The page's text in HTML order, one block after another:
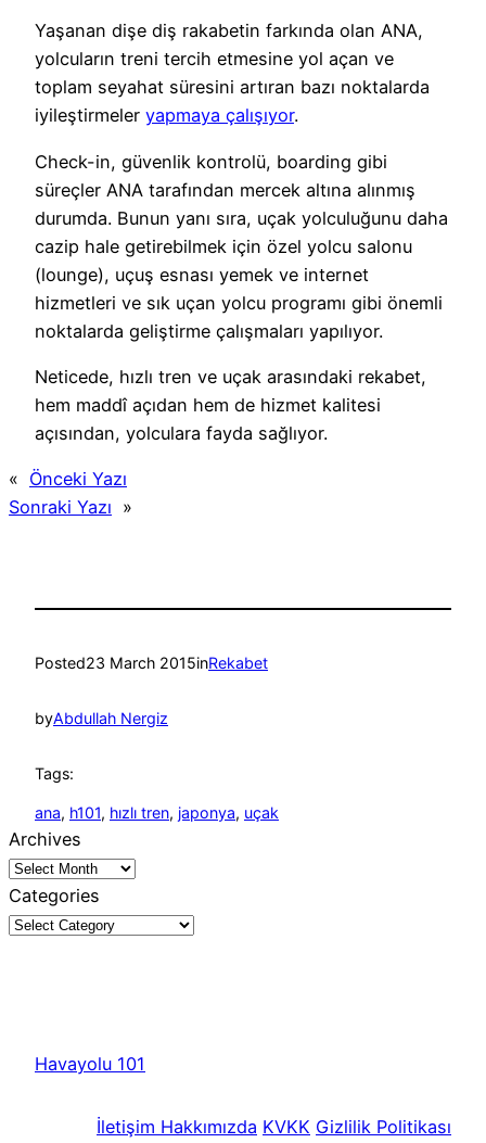
Yaşanan dişe diş rakabetin farkında olan ANA,
yolcuların treni tercih etmesine yol açan ve
toplam seyahat süresini artıran bazı noktalarda
iyileştirmeler yapmaya çalışıyor.
Check-in, güvenlik kontrolü, boarding gibi
süreçler ANA tarafından mercek altına alınmış
durumda. Bunun yanı sıra, uçak yolculuğunu daha
cazip hale getirebilmek için özel yolcu salonu
(lounge), uçuş esnası yemek ve internet
hizmetleri ve sık uçan yolcu programı gibi önemli
noktalarda geliştirme çalışmaları yapılıyor.
Neticede, hızlı tren ve uçak arasındaki rekabet,
hem maddî açıdan hem de hizmet kalitesi
açısından, yolculara fayda sağlıyor.
« Önceki Yazı
Sonraki Yazı »
Posted23 March 2015inRekabet
byAbdullah Nergiz
Tags:
ana, h101, hızlı tren, japonya, uçak
Archives
Categories
Havayolu 101
İletişim Hakkımızda KVKK Gizlilik Politikası